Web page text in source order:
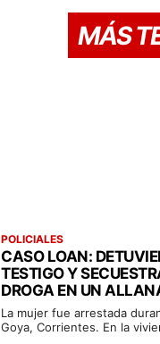
MÁS
POLICIALES
CASO LOAN:
TESTIGO Y
DROGA EN UN
La mujer fue arrestada
Goya, Corrientes. En la